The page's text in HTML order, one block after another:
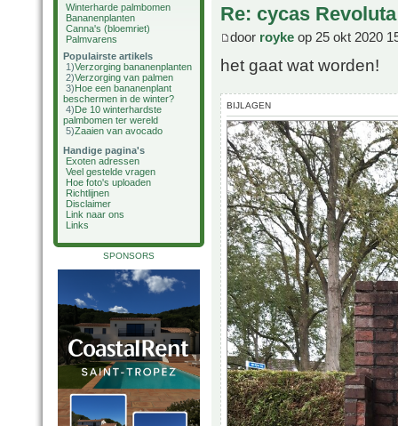
Winterharde palmbomen
Bananenplanten
Canna's (bloemriet)
Palmvarens
Populairste artikels
1)Verzorging bananenplanten
2)Verzorging van palmen
3)Hoe een bananenplant
beschermen in de winter?
4)De 10 winterhardste
palmbomen ter wereld
5)Zaaien van avocado
Handige pagina's
Exoten adressen
Veel gestelde vragen
Hoe foto's uploaden
Richtlijnen
Disclaimer
Link naar ons
Links
SPONSORS
Re: cycas Revoluta
door royke op 25 okt 2020
het gaat wat worden!
BIJLAGEN